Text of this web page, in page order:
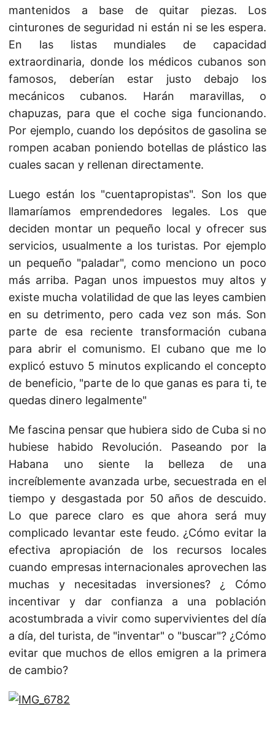
mantenidos a base de quitar piezas. Los
cinturones de seguridad ni están ni se les espera.
En las listas mundiales de capacidad
extraordinaria, donde los médicos cubanos son
famosos, deberían estar justo debajo los
mecánicos cubanos. Harán maravillas, o
chapuzas, para que el coche siga funcionando.
Por ejemplo, cuando los depósitos de gasolina se
rompen acaban poniendo botellas de plástico las
cuales sacan y rellenan directamente.
Luego están los "cuentapropistas". Son los que
llamaríamos emprendedores legales. Los que
deciden montar un pequeño local y ofrecer sus
servicios, usualmente a los turistas. Por ejemplo
un pequeño "paladar", como menciono un poco
más arriba. Pagan unos impuestos muy altos y
existe mucha volatilidad de que las leyes cambien
en su detrimento, pero cada vez son más. Son
parte de esa reciente transformación cubana
para abrir el comunismo. El cubano que me lo
explicó estuvo 5 minutos explicando el concepto
de beneficio, "parte de lo que ganas es para ti, te
quedas dinero legalmente"
Me fascina pensar que hubiera sido de Cuba si no
hubiese habido Revolución. Paseando por la
Habana uno siente la belleza de una
increíblemente avanzada urbe, secuestrada en el
tiempo y desgastada por 50 años de descuido.
Lo que parece claro es que ahora será muy
complicado levantar este feudo. ¿Cómo evitar la
efectiva apropiación de los recursos locales
cuando empresas internacionales aprovechen las
muchas y necesitadas inversiones? ¿ Cómo
incentivar y dar confianza a una población
acostumbrada a vivir como supervivientes del día
a día, del turista, de "inventar" o "buscar"? ¿Cómo
evitar que muchos de ellos emigren a la primera
de cambio?